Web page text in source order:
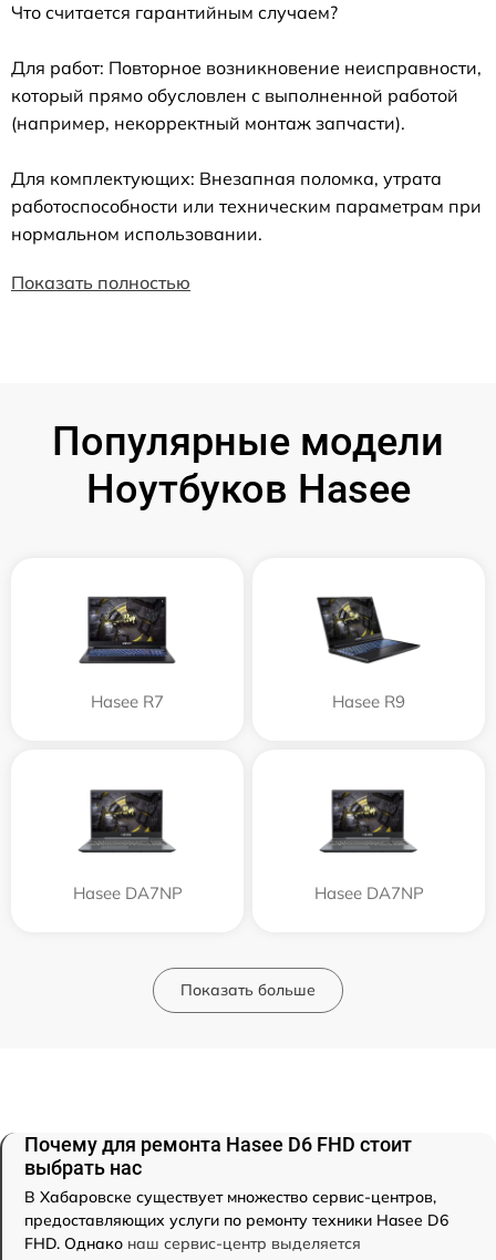
Что считается гарантийным случаем?
Для работ: Повторное возникновение неисправности,
который прямо обусловлен с выполненной работой
(например, некорректный монтаж запчасти).
Для комплектующих: Внезапная поломка, утрата
работоспособности или техническим параметрам при
нормальном использовании.
Показать полностью
Популярные модели
Ноутбуков Hasee
Hasee R7 Hasee R9
Hasee DA7NP Hasee DA7NP
Показать больше
Почему для ремонта Hasee D6 FHD стоит
выбрать нас
В Хабаровске существует множество сервис-центров,
предоставляющих услуги по ремонту техники Hasee D6
FHD. Однако наш сервис-центр выделяется